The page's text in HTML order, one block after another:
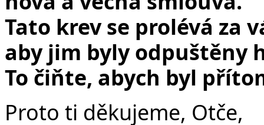
Tato krev se prolévá za
aby jim byly odpuštěny
To čiňte, abych byl
Proto ti děkujeme, Otče,